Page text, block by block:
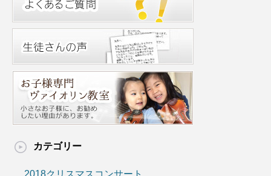
カテゴリー
2018クリスマスコンサート